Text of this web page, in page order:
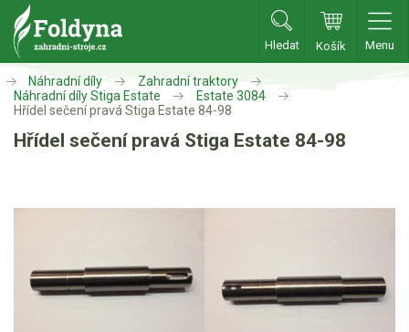
Hledat Košík Menu
Zahradní traktory
Příslušenství
Sekačky
Náhradní díly
Zahradní traktory
Náhradní díly Stiga Estate
Estate 3084
Hřídel sečení pravá Stiga Estate 84-98
Hřídel sečení pravá Stiga Estate 84-98